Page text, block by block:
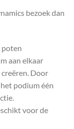
bezoek dan
poten
aan elkaar
Door
podium één
voor de